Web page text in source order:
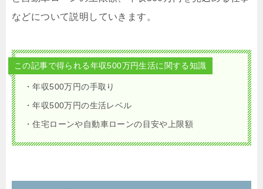
などについて説明していきます。
この記事で得られる年収500万円生活に関する知識
・年収500万円の手取り
・年収500万円の生活レベル
・住宅ローンや自動車ローンの目安や上限額